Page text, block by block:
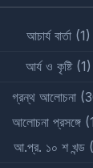
আচার্য বার্তা (1)
আর্য ও কৃষ্টি(1)
গ্রন্থ আলোচনা
আলোচনা প্রসঙ্গে
আ.প্র. ১০ শ খন্ড